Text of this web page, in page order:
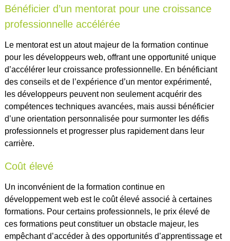
Bénéficier d’un mentorat pour une croissance
professionnelle accélérée
Le mentorat est un atout majeur de la formation continue
pour les développeurs web, offrant une opportunité unique
d’accélérer leur croissance professionnelle. En bénéficiant
des conseils et de l’expérience d’un mentor expérimenté,
les développeurs peuvent non seulement acquérir des
compétences techniques avancées, mais aussi bénéficier
d’une orientation personnalisée pour surmonter les défis
professionnels et progresser plus rapidement dans leur
carrière.
Coût élevé
Un inconvénient de la formation continue en
développement web est le coût élevé associé à certaines
formations. Pour certains professionnels, le prix élevé de
ces formations peut constituer un obstacle majeur, les
empêchant d’accéder à des opportunités d’apprentissage et